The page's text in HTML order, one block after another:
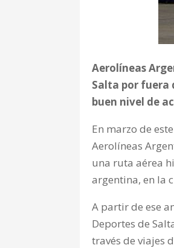
Aerolíneas
Salta por fuera
buen nivel de
En marzo de
Aerolíneas
una ruta aérea
argentina, en la
A partir de ese
Deportes de
través de viajes